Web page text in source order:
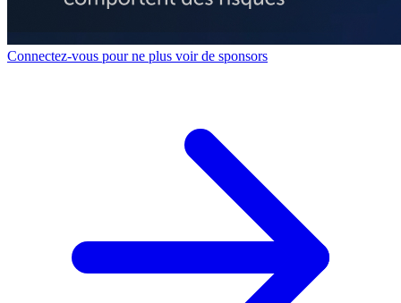
Connectez-vous pour ne plus voir de sponsors